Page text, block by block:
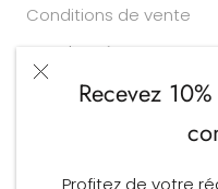
Recevez
Profitez de votre
Conditions de vente
Vos données
Devise
EUR €